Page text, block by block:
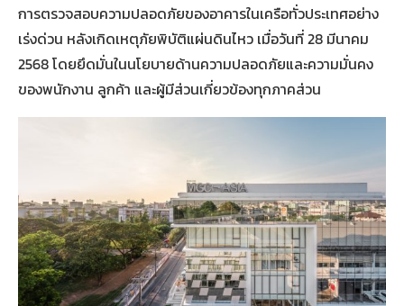
การตรวจสอบความปลอดภัยของอาคารในเครือทั่วประเทศอย่าง
เร่งด่วน หลังเกิดเหตุภัยพิบัติแผ่นดินไหว เมื่อวันที่ 28 มีนาคม
2568 โดยยึดมั่นในนโยบายด้านความปลอดภัยและความมั่นคง
ของพนักงาน ลูกค้า และผู้มีส่วนเกี่ยวข้องทุกภาคส่วน